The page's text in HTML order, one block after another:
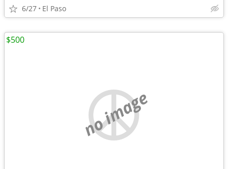
6/27 El Paso
no image
$500